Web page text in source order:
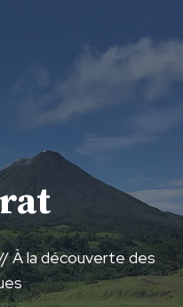
À la découverte des